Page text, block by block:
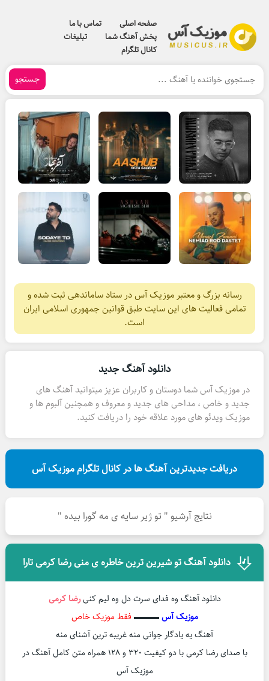
صفحه اصلی
تماس با ما
پخش آهنگ شما
تبلیغات
کانال تلگرام
جستجو
رسانه بزرگ و معتبر موزیک آس در ستاد ساماندهی ثبت شده و
تمامی فعالیت های این سایت طبق قوانین جمهوری اسلامی ایران
است.
دانلود آهنگ جدید
در موزیک آس شما دوستان و کاربران عزیز میتوانید آهنگ های
جدید و خاص ، مداحی های جدید و معروف و همچنین آلبوم ها و
موزیک ویدئو های مورد علاقه خود را دریافت کنید.
دریافت جدیدترین آهنگ ها در کانال تلگرام موزیک آس
نتایج آرشیو " تو ژیر سایه ی مه گورا بیده "
دانلود آهنگ تو شیرین ترین خاطره ی منی رضا کرمی تارا
دانلود آهنگ وه فدای سرت دل وه لیم کنیرضا کرمی
موزیک آس▬▬▬ فقط موزیک خاص
آهنگ یه یادگار جوانی منه غریبه ترین آشنای منه
با صدای رضا کرمی با دو کیفیت ۳۲۰ و ۱۲۸ همراه متن کامل آهنگ در
موزیک آس